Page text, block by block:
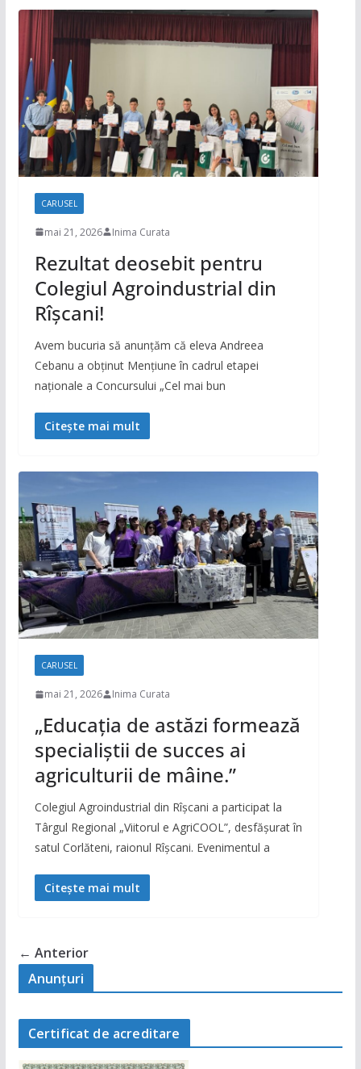
CARUSEL
mai 21, 2026 Inima Curata
Rezultat deosebit pentru
Colegiul Agroindustrial din
Rîșcani!
Avem bucuria să anunțăm că eleva Andreea
Cebanu a obținut Mențiune în cadrul etapei
naționale a Concursului „Cel mai bun
Citește mai mult
CARUSEL
mai 21, 2026 Inima Curata
„Educația de astăzi formează
specialiștii de succes ai
agriculturii de mâine.”
Colegiul Agroindustrial din Rîșcani a participat la
Târgul Regional „Viitorul e AgriCOOL”, desfășurat în
satul Corlăteni, raionul Rîșcani. Evenimentul a
Citește mai mult
← Anterior
Anunţuri
Certificat de acreditare